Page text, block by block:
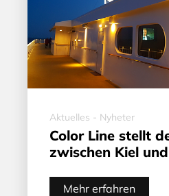
Aktuelles - Nyheter
Color Line stellt
zwischen Kiel
Mehr erfahren